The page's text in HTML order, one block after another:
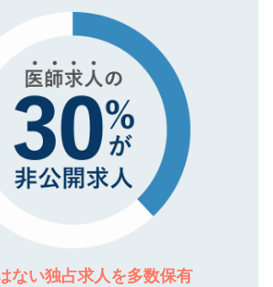
持に関してもご安心ください。
ない独占求人を多数保有